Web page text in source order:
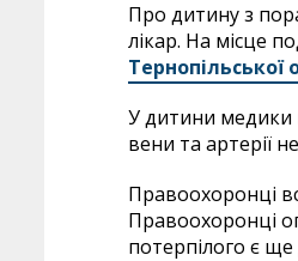
Про дитину з
лікар. На місце
Тернопільської
У дитини медики
вени та артерії
Правоохоронці
Правоохоронці
потерпілого є ще